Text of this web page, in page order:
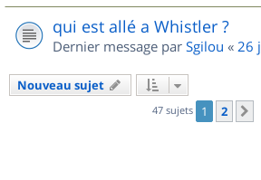
qui est allé a Whistler ?
Dernier message par Sgilou « 26
Nouveau sujet
47 sujets 1 2